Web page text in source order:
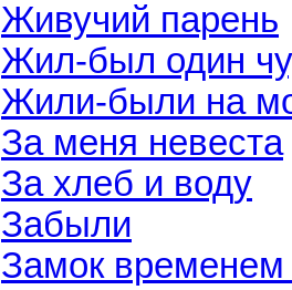
Живучий парень
Жил-был один
Жили-были на
За меня невеста
За хлеб и воду
Забыли
Замок временем